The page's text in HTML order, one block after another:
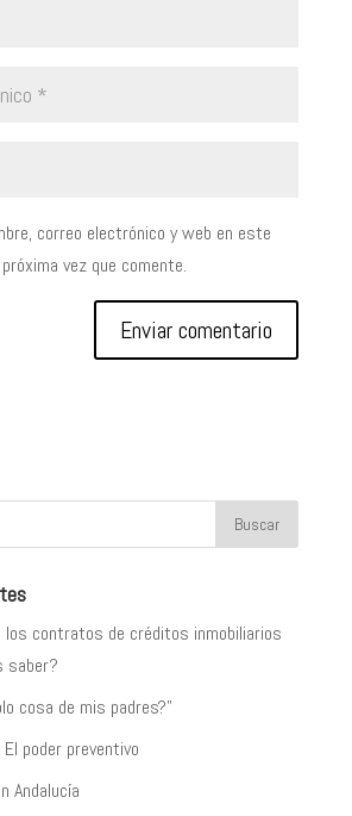
correo electrónico y web en este
vez que comente.
los contratos de créditos inmobiliarios
saber?
cosa de mis padres?”
poder preventivo
Andalucía